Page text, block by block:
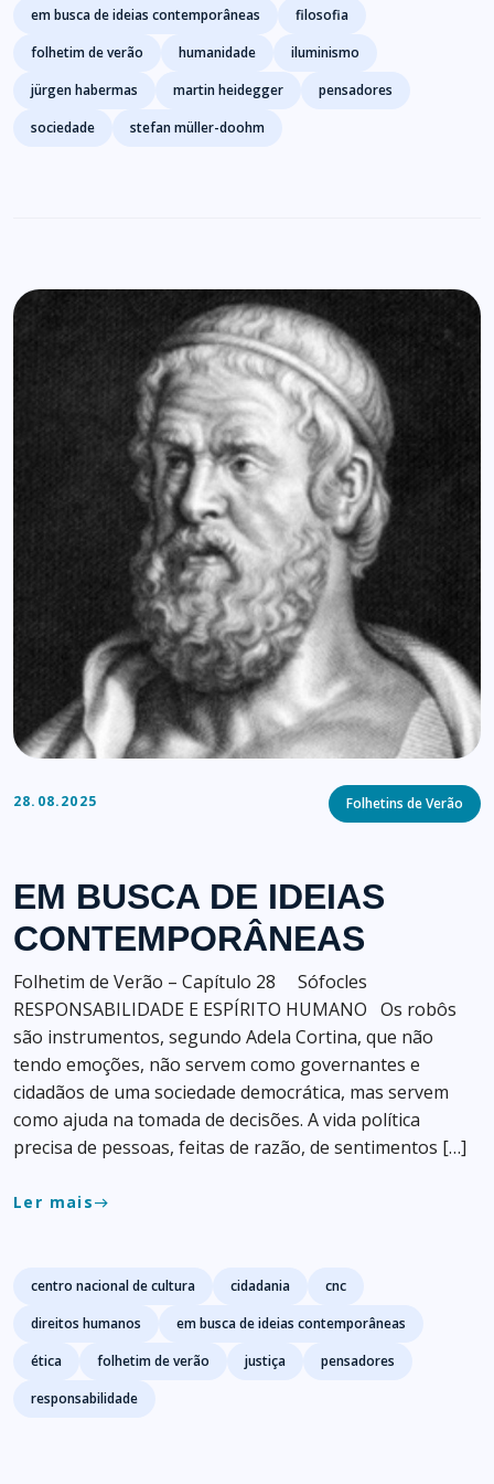
em busca de ideias contemporâneas
filosofia
folhetim de verão
humanidade
iluminismo
jürgen habermas
martin heidegger
pensadores
sociedade
stefan müller-doohm
28.08.2025 Categories
Folhetins de Verão
EM BUSCA DE IDEIAS
CONTEMPORÂNEAS
Folhetim de Verão – Capítulo 28 Sófocles
RESPONSABILIDADE E ESPÍRITO HUMANO Os robôs
são instrumentos, segundo Adela Cortina, que não
tendo emoções, não servem como governantes e
cidadãos de uma sociedade democrática, mas servem
como ajuda na tomada de decisões. A vida política
precisa de pessoas, feitas de razão, de sentimentos […]
Ler maiseast
Tags
centro nacional de cultura cidadania
cnc
direitos humanos
em busca de ideias contemporâneas
ética
folhetim de verão justiça
pensadores
responsabilidade